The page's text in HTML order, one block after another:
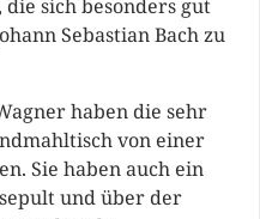
sich besonders gut
Sebastian Bach zu
haben die sehr
von einer
Sie haben auch ein
und über der